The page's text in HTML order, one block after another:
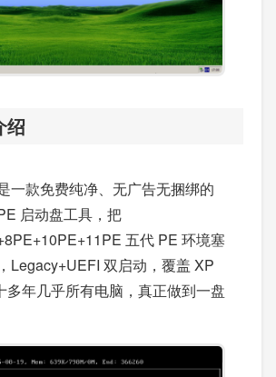
绍
一款免费纯净、无广告无捆绑的
启动盘工具，把
五代 PE 环境塞
Legacy+UEFI 双启动，覆盖 XP
多年几乎所有电脑，真正做到一盘